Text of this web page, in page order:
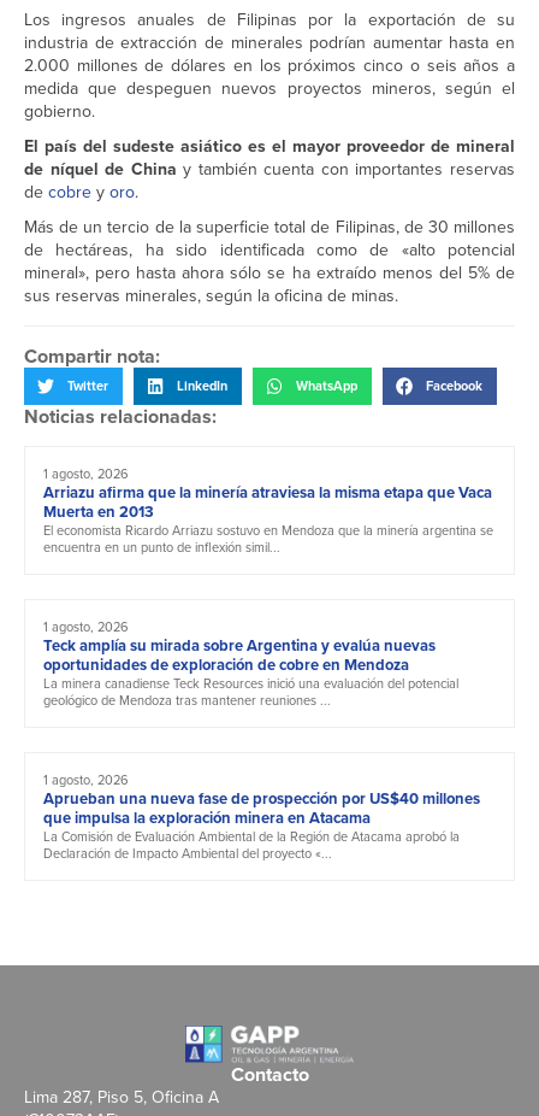
Los ingresos anuales de Filipinas por la exportación de su
industria de extracción de minerales podrían aumentar hasta en
2.000 millones de dólares en los próximos cinco o seis años a
medida que despeguen nuevos proyectos mineros, según el
gobierno.
El país del sudeste asiático es el mayor proveedor de mineral
de níquel de China y también cuenta con importantes reservas
decobreyoro.
Más de un tercio de la superficie total de Filipinas, de 30 millones
de hectáreas, ha sido identificada como de «alto potencial
mineral», pero hasta ahora sólo se ha extraído menos del 5% de
sus reservas minerales, según la oficina de minas.
Compartir nota:
Twitter LinkedIn WhatsApp Facebook
Noticias relacionadas:
1 agosto, 2026
Arriazu afirma que la minería atraviesa la misma etapa que Vaca
Muerta en 2013
El economista Ricardo Arriazu sostuvo en Mendoza que la minería argentina se
encuentra en un punto de inflexión simil...
1 agosto, 2026
Teck amplía su mirada sobre Argentina y evalúa nuevas
oportunidades de exploración de cobre en Mendoza
La minera canadiense Teck Resources inició una evaluación del potencial
geológico de Mendoza tras mantener reuniones ...
1 agosto, 2026
Aprueban una nueva fase de prospección por US$40 millones
que impulsa la exploración minera en Atacama
La Comisión de Evaluación Ambiental de la Región de Atacama aprobó la
Declaración de Impacto Ambiental del proyecto «...
Contacto
Lima 287, Piso 5, Oficina A